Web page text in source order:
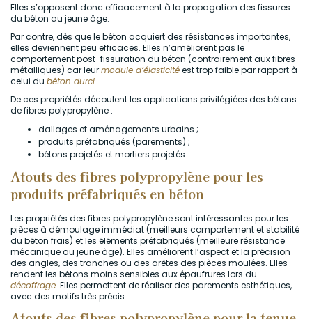
Elles s’opposent donc efficacement à la propagation des fissures
du béton au jeune âge.
Par contre, dès que le béton acquiert des résistances importantes,
elles deviennent peu efficaces. Elles n’améliorent pas le
comportement post-fissuration du béton (contrairement aux fibres
métalliques) car leurmodule d’élasticitéest trop faible par rapport à
celui du béton durci.
De ces propriétés découlent les applications privilégiées des bétons
de fibres polypropylène :
dallages et aménagements urbains ;
produits préfabriqués (parements) ;
bétons projetés et mortiers projetés.
Atouts des fibres polypropylène pour les
produits préfabriqués en béton
Les propriétés des fibres polypropylène sont intéressantes pour les
pièces à démoulage immédiat (meilleurs comportement et stabilité
du béton frais) et les éléments préfabriqués (meilleure résistance
mécanique au jeune âge). Elles améliorent l’aspect et la précision
des angles, des tranches ou des arêtes des pièces moulées. Elles
rendent les bétons moins sensibles aux épaufrures lors du
décoffrage. Elles permettent de réaliser des parements esthétiques,
avec des motifs très précis.